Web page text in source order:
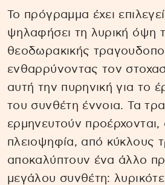
Το πρόγραμμα έχει
ψηλαφήσει τη λυρική όψη
θεοδωρακικής
ενθαρρύνοντας τον
αυτή την πυρηνική για το
του συνθέτη έννοια. Τα
ερμηνευτούν
πλειοψηφία, από κύκλους
αποκαλύπτουν ένα άλλο
μεγάλου συνθέτη: